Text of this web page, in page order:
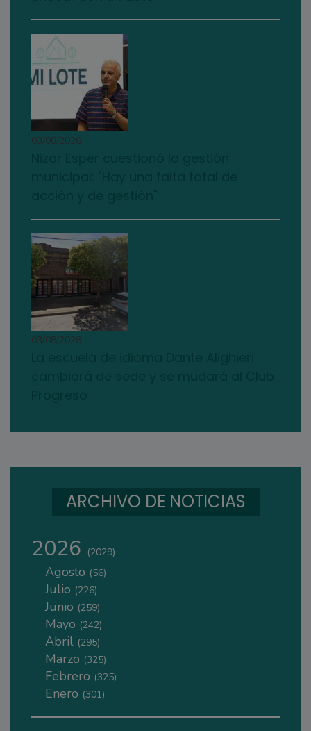
03/08/2026
03/08/2026
ARCHIVO DE NOTICIAS
2026 (2029)
Agosto (56)
Julio (226)
Junio (259)
Mayo (242)
Abril (295)
Marzo (325)
Febrero (325)
Enero (301)